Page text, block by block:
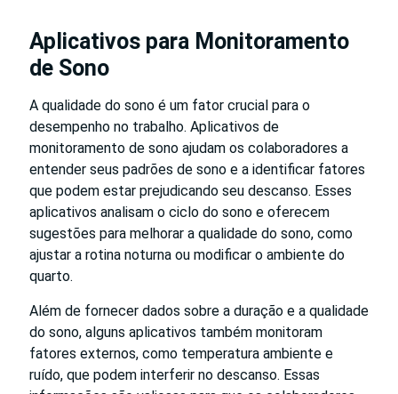
Aplicativos para Monitoramento
de Sono
A qualidade do sono é um fator crucial para o
desempenho no trabalho. Aplicativos de
monitoramento de sono ajudam os colaboradores a
entender seus padrões de sono e a identificar fatores
que podem estar prejudicando seu descanso. Esses
aplicativos analisam o ciclo do sono e oferecem
sugestões para melhorar a qualidade do sono, como
ajustar a rotina noturna ou modificar o ambiente do
quarto.
Além de fornecer dados sobre a duração e a qualidade
do sono, alguns aplicativos também monitoram
fatores externos, como temperatura ambiente e
ruído, que podem interferir no descanso. Essas